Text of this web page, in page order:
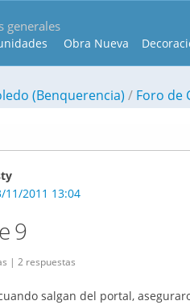
generales
Obra Nueva
(Benquerencia) Foro de
11/2011 13:04
9
| 2 respuestas
salgan del portal,